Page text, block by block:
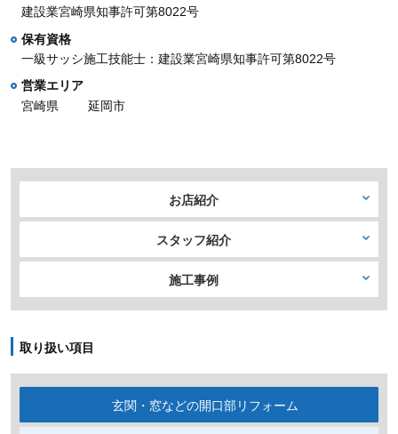
建設業宮崎県知事許可第8022号
保有資格
一級サッシ施工技能士：建設業宮崎県知事許可第8022号
営業エリア
宮崎県
延岡市
お店紹介
スタッフ紹介
施工事例
取り扱い項目
玄関・窓などの開口部リフォーム